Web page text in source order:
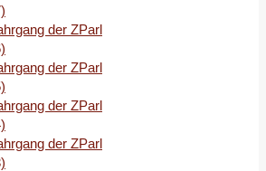
der ZParl
der ZParl
der ZParl
der ZParl